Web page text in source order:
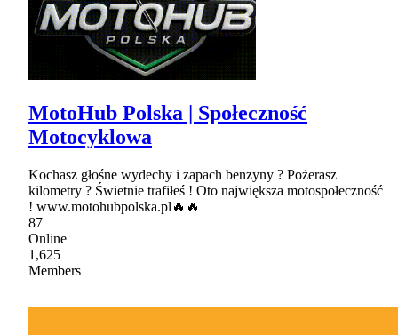
MotoHub Polska | Społeczność
Motocyklowa
Kochasz głośne wydechy i zapach benzyny ? Pożerasz
kilometry ? Świetnie trafiłeś ! Oto największa motospołeczność
! www.motohubpolska.pl🔥🔥
87
Online
1,625
Members